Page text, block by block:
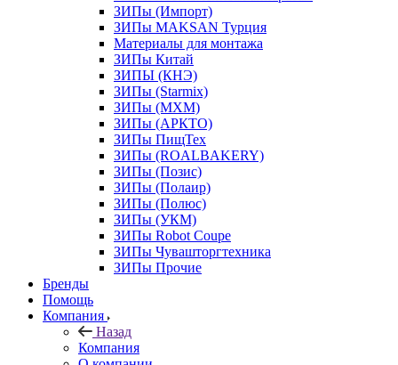
ЗИПы (Импорт)
ЗИПы MAKSAN Турция
Материалы для монтажа
ЗИПы Китай
ЗИПЫ (КНЭ)
ЗИПы (Starmix)
ЗИПы (МХМ)
ЗИПы (АРКТО)
ЗИПы ПищТех
ЗИПы (ROALBAKERY)
ЗИПы (Позис)
ЗИПы (Полаир)
ЗИПы (Полюс)
ЗИПы (УКМ)
ЗИПы Robot Coupe
ЗИПы Чувашторгтехника
ЗИПы Прочие
Бренды
Помощь
Компания
Назад
Компания